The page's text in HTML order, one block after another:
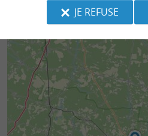
JE REFUSE